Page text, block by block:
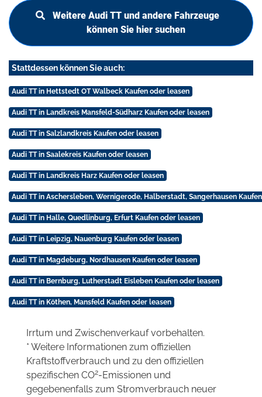
Weitere Audi TT und andere Fahrzeuge
können Sie hier suchen
Stattdessen können Sie auch:
Audi TT in Hettstedt OT Walbeck Kaufen oder leasen
Audi TT in Landkreis Mansfeld-Südharz Kaufen oder leasen
Audi TT in Salzlandkreis Kaufen oder leasen
Audi TT in Saalekreis Kaufen oder leasen
Audi TT in Landkreis Harz Kaufen oder leasen
Audi TT in Aschersleben, Wernigerode, Halberstadt, Sangerhausen
Audi TT in Halle, Quedlinburg, Erfurt Kaufen oder leasen
Audi TT in Leipzig, Nauenburg Kaufen oder leasen
Audi TT in Magdeburg, Nordhausen Kaufen oder leasen
Audi TT in Bernburg, Lutherstadt Eisleben Kaufen oder leasen
Audi TT in Köthen, Mansfeld Kaufen oder leasen
Irrtum und Zwischenverkauf vorbehalten.
* Weitere Informationen zum offiziellen
Kraftstoffverbrauch und zu den offiziellen
spezifischen CO2-Emissionen und
gegebenenfalls zum Stromverbrauch neuer